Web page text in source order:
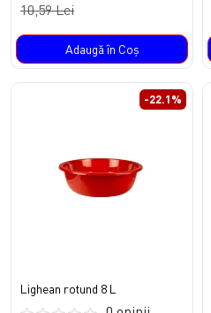
10,59 Lei
Adaugă în Coş
-22.1%
Lighean rotund 8 L